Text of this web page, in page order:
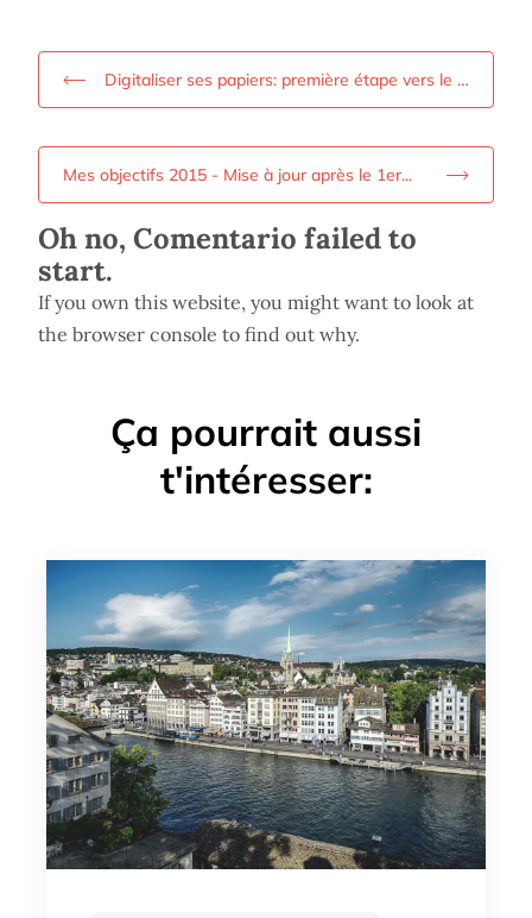
Digitaliser ses papiers: première étape vers le …
Mes objectifs 2015 - Mise à jour après le 1er...
Oh no, Comentario failed to
start.
If you own this website, you might want to look at
the browser console to find out why.
Ça pourrait aussi
t'intéresser: